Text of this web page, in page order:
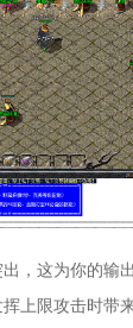
，这为你的输
上限攻击时带